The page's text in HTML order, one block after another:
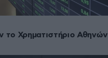
το Χρηματιστήριο Αθηνών